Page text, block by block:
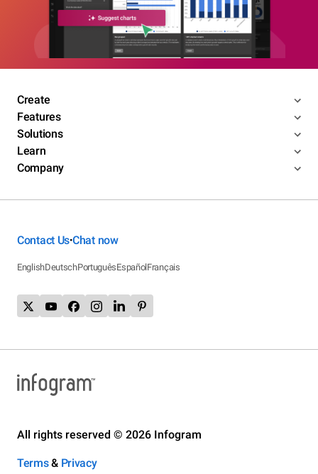
Create
Features
Solutions
Learn
Company
Contact Us•Chat now
EnglishDeutschPortuguêsEspañolFrançais
All rights reserved © 2026 Infogram
Terms& Privacy